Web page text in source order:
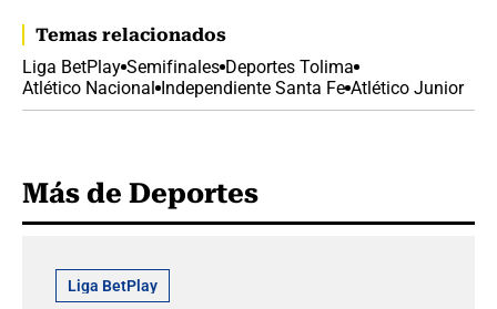
Temas relacionados
Liga BetPlay Semifinales Deportes Tolima
Atlético Nacional Independiente Santa Fe Atlético Junior
Más de Deportes
Liga BetPlay